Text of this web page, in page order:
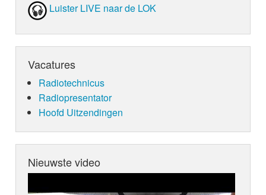
Luister LIVE naar de LOK
Vacatures
Radiotechnicus
Radiopresentator
Hoofd Uitzendingen
Nieuwste video